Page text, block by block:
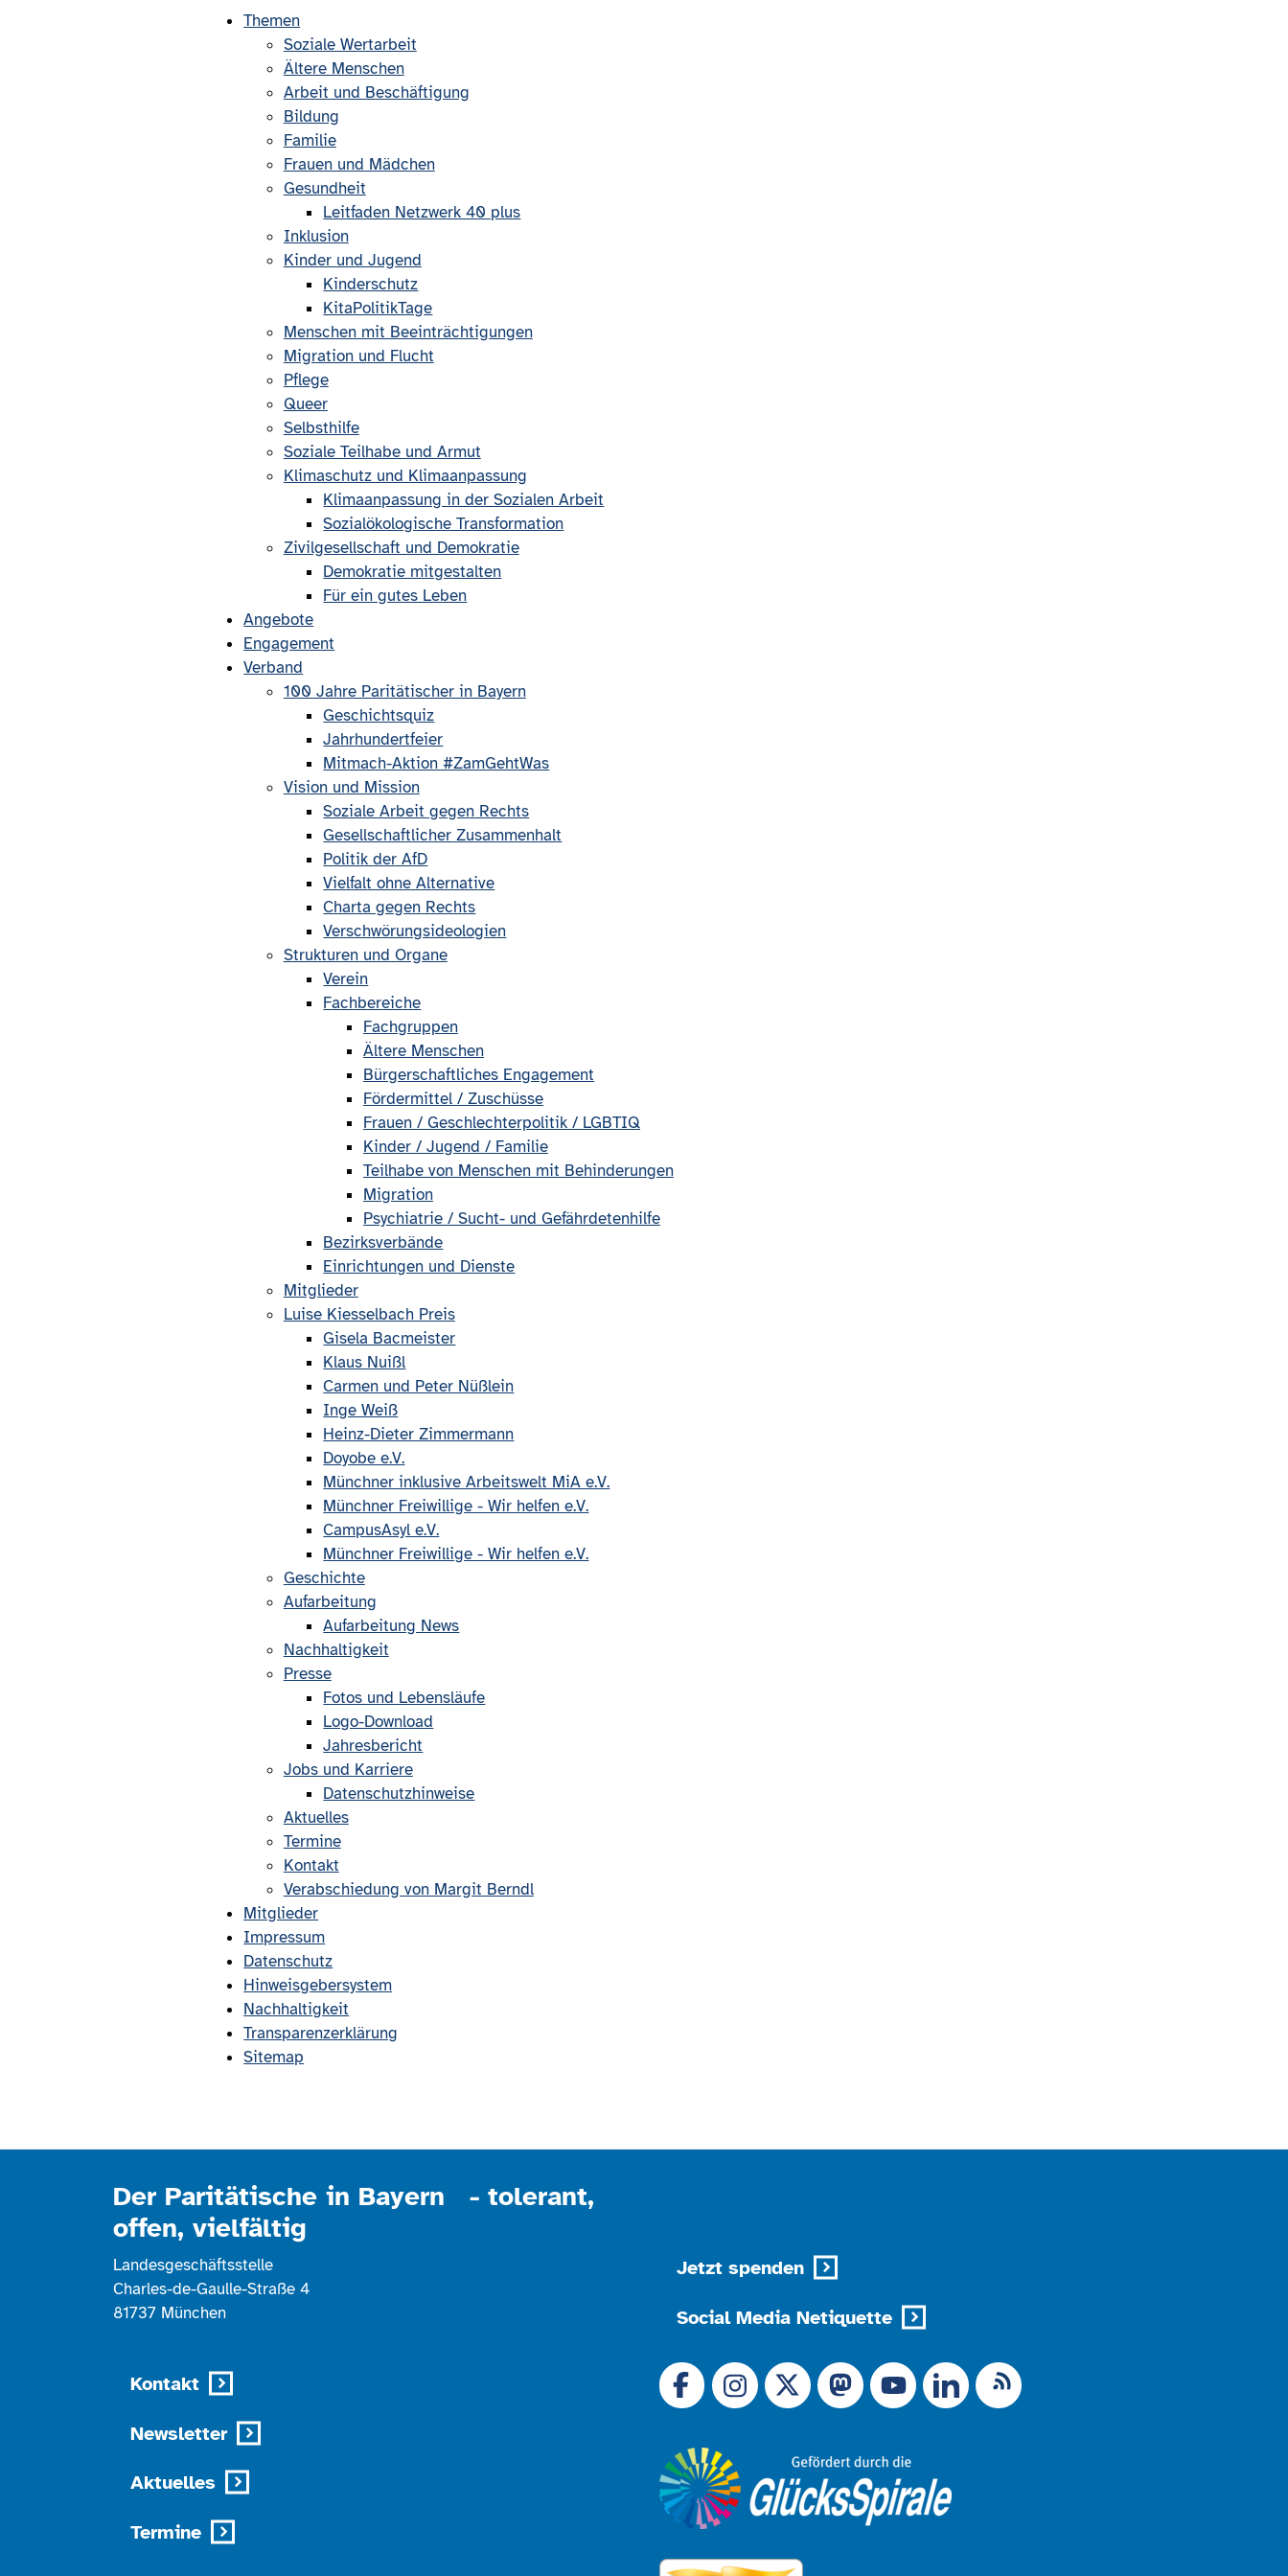
Themen
Soziale Wertarbeit
Ältere Menschen
Arbeit und Beschäftigung
Bildung
Familie
Frauen und Mädchen
Gesundheit
Leitfaden Netzwerk 40 plus
Inklusion
Kinder und Jugend
Kinderschutz
KitaPolitikTage
Menschen mit Beeinträchtigungen
Migration und Flucht
Pflege
Queer
Selbsthilfe
Soziale Teilhabe und Armut
Klimaschutz und Klimaanpassung
Klimaanpassung in der Sozialen Arbeit
Sozialökologische Transformation
Zivilgesellschaft und Demokratie
Demokratie mitgestalten
Für ein gutes Leben
Angebote
Engagement
Verband
100 Jahre Paritätischer in Bayern
Geschichtsquiz
Jahrhundertfeier
Mitmach-Aktion #ZamGehtWas
Vision und Mission
Soziale Arbeit gegen Rechts
Gesellschaftlicher Zusammenhalt
Politik der AfD
Vielfalt ohne Alternative
Charta gegen Rechts
Verschwörungsideologien
Strukturen und Organe
Verein
Fachbereiche
Fachgruppen
Ältere Menschen
Bürgerschaftliches Engagement
Fördermittel / Zuschüsse
Frauen / Geschlechterpolitik / LGBTIQ
Kinder / Jugend / Familie
Teilhabe von Menschen mit Behinderungen
Migration
Psychiatrie / Sucht- und Gefährdetenhilfe
Bezirksverbände
Einrichtungen und Dienste
Mitglieder
Luise Kiesselbach Preis
Gisela Bacmeister
Klaus Nuißl
Carmen und Peter Nüßlein
Inge Weiß
Heinz-Dieter Zimmermann
Doyobe e.V.
Münchner inklusive Arbeitswelt MiA e.V.
Münchner Freiwillige - Wir helfen e.V.
CampusAsyl e.V.
Münchner Freiwillige - Wir helfen e.V.
Geschichte
Aufarbeitung
Aufarbeitung News
Nachhaltigkeit
Presse
Fotos und Lebensläufe
Logo-Download
Jahresbericht
Jobs und Karriere
Datenschutzhinweise
Aktuelles
Termine
Kontakt
Verabschiedung von Margit Berndl
Mitglieder
Impressum
Datenschutz
Hinweisgebersystem
Nachhaltigkeit
Transparenzerklärung
Sitemap
Der Paritätische in Bayern - tolerant,
offen, vielfältig
Landesgeschäftsstelle
Charles-de-Gaulle-Straße 4
81737 München
Kontakt
Newsletter
Aktuelles
Termine
Jetzt spenden
Social Media Netiquette
Link zu X (Ex-Twitter)
RSS-Feed